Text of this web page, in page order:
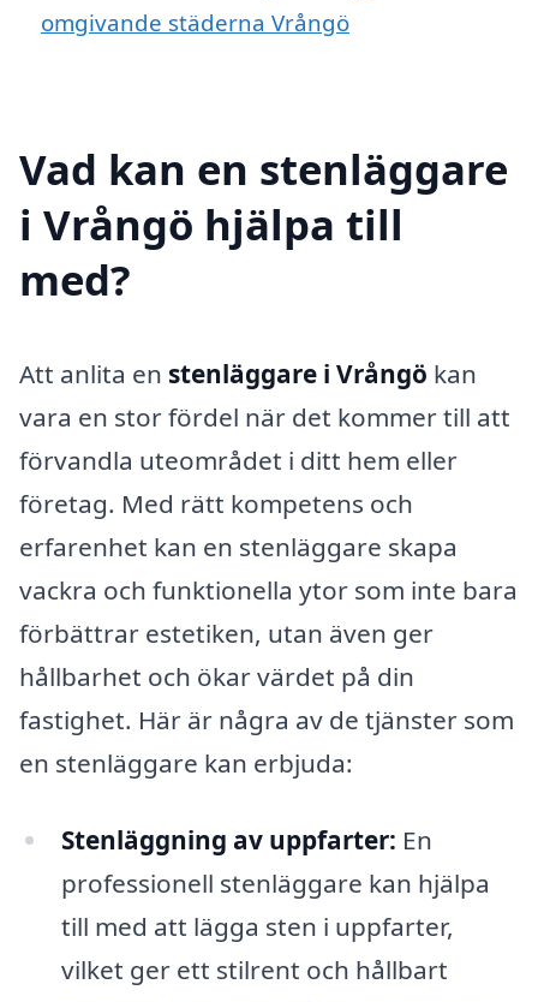
omgivande städerna Vrångö
Vad kan en stenläggare
i Vrångö hjälpa till
med?
Att anlita en stenläggare i Vrångö kan
vara en stor fördel när det kommer till att
förvandla uteområdet i ditt hem eller
företag. Med rätt kompetens och
erfarenhet kan en stenläggare skapa
vackra och funktionella ytor som inte bara
förbättrar estetiken, utan även ger
hållbarhet och ökar värdet på din
fastighet. Här är några av de tjänster som
en stenläggare kan erbjuda:
Stenläggning av uppfarter: En
professionell stenläggare kan hjälpa
till med att lägga sten i uppfarter,
vilket ger ett stilrent och hållbart